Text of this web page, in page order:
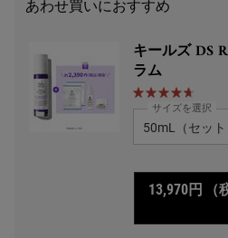
あわせ買いにおすすめ
キールズ DS
ラム
サイズを選択
13,970円 （